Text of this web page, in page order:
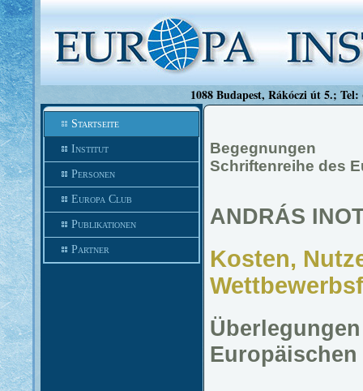
1088 Budapest, Rákóczi út 5.;
Startseite
Institut
Personen
Europa Club
Publikationen
Partner
Begegnungen
Schriftenreihe des
ANDRÁS
Kosten,